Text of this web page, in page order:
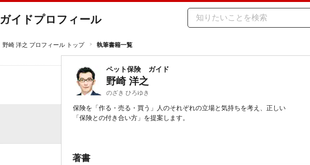
ガイドプロフィール
野崎 洋之 プロフィール トップ 執筆書籍一覧
ペット保険 ガイド
野崎 洋之
のざき ひろゆき
保険を「作る・売る・買う」人のそれぞれの立場と気持ちを考え、正しい
「保険との付き合い方」を提案します。
著書